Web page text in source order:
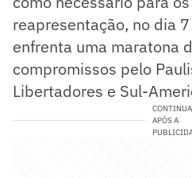
reapresentação, no dia
enfrenta uma maratona
compromissos pelo
Libertadores e Sul-
CONTINUA
APÓS A